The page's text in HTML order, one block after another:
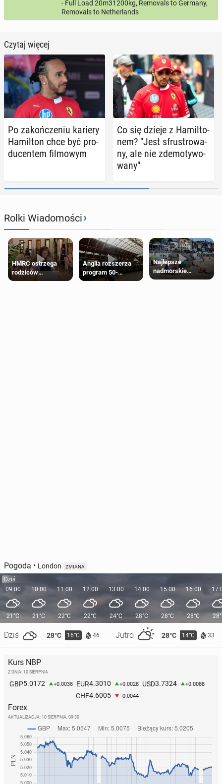
- Full Load 20m31200kg, Removals to Germany,
Removals to Netherlands
Czytaj więcej
Po za­koń­cze­niu kariery
Ha­mil­ton chce być pro­
du­cen­tem fil­mo­wym
Co się dzieje z Ha­mil­to­
nem? "Jest sfru­stro­wa­
ny, ale nie zde­mo­ty­wo­
wa­ny"
Rolki Wiadomości›
HMRC ostrzega
rodziców
pobierających Child
Anglia rozszerza
program 50-
procentowych
Najlepsze
nadmorskie
miasteczko blisko
Pogoda • London ZMIANA
Dziś
09:00
21°C
Dziś 28°C 16°C 46 Jutro 28°C 14°C 33
10:00
21°C
11:00
22°C
12:00
22°C
13:00
24°C
14:00
28°C
15:00
28°C
16:00
28°C
Kurs NBP
Z DNIA: 10 SIERPNIA
GBP5.0172 +0.0038 EUR4.3010 +0.0028 USD3.7324 +0.0088
CHF4.6005 -0.0044
Forex
AKTUALIZACJA: 10 SIERPNIA, 09:30